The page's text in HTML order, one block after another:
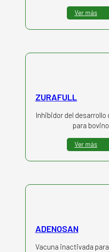
Ver más
ZURAFULL
Inhibidor del desarrollo
para
Ver más
ADENOSAN
Vacuna inactivada